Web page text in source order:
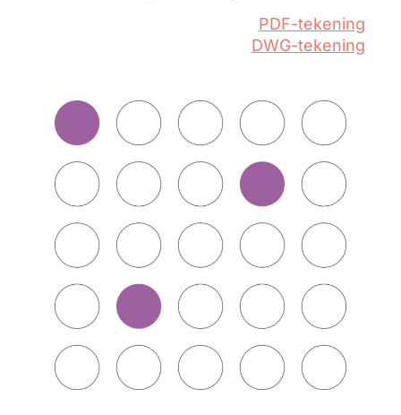
PDF-tekening
DWG-tekening